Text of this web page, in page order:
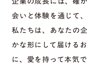
会いと体験を通じて
私たちは、あなたの
かな形にして届ける
に、愛を持って本気